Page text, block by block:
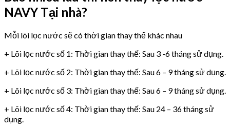
NAVY Tại nhà?
Mỗi lõi lọc nước sẽ có thời gian thay thế khác nhau
+ Lõi lọc nước số 1: Thời gian thay thế: Sau 3 -6 tháng sử dụng.
+ Lõi lọc nước số 2: Thời gian thay thế: Sau 6 – 9 tháng sử dụng.
+ Lõi lọc nước số 3: Thời gian thay thế: Sau 6 – 9 tháng sử dụng.
+ Lõi lọc nước số 4: Thời gian thay thế: Sau 24 – 36 tháng sử
dụng.